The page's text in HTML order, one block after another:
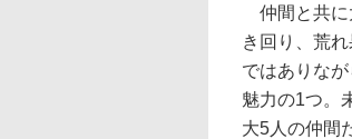
仲間と共に
き回り、荒
ではありな
魅力の1つ。
大5人の仲間